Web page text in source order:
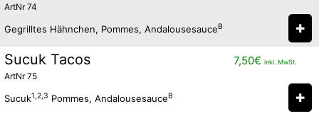
ArtNr 74
Gegrilltes Hähnchen, Pommes, AndalousesauceB ✚
Sucuk Tacos
ArtNr 75
7,50€ inkl. MwSt.
Sucuk1,2,3 Pommes, AndalousesauceB ✚